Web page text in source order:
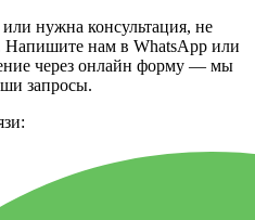
нужна консультация, не
Напишите нам в WhatsApp или
через онлайн форму — мы
запросы.